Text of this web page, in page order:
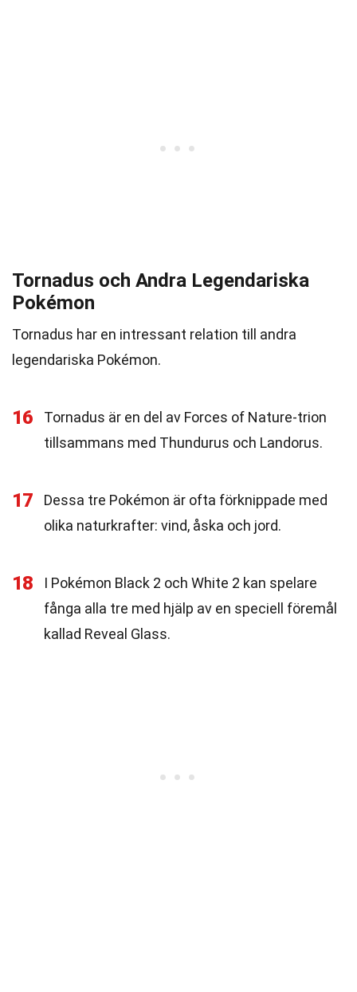
Tornadus och Andra Legendariska
Pokémon
Tornadus har en intressant relation till andra
legendariska Pokémon.
16
Tornadus är en del av Forces of Nature-trion
tillsammans med Thundurus och Landorus.
17
Dessa tre Pokémon är ofta förknippade med
olika naturkrafter: vind, åska och jord.
18
I Pokémon Black 2 och White 2 kan spelare
fånga alla tre med hjälp av en speciell föremål
kallad Reveal Glass.